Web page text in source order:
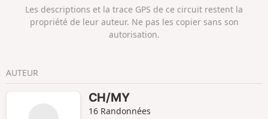
du Sarrasi (8). Depuis ce point haut, s'en
suit une belle descente, toujours avec
de très belles vues. Du Col de Grail (13),
jusqu'au (12) parcours à découvert.
Les descriptions et la trace GPS de ce circuit restent la
propriété de leur auteur. Ne pas les copier sans son
autorisation.
AUTEUR
CH/MY
16 Randonnées